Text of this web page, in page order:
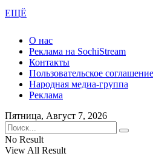
ЕЩЁ
О нас
Реклама на SochiStream
Контакты
Пользовательское соглашение
Народная медиа-группа
Реклама
Пятница, Август 7, 2026
No Result
View All Result